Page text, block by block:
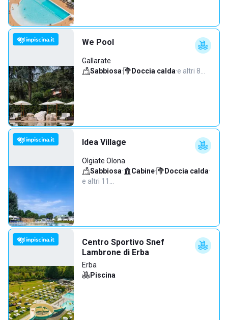
We Pool
Gallarate
Sabbiosa· Doccia calda·e altri 8…
Idea Village
Olgiate Olona
Sabbiosa· Cabine· Doccia calda·
e altri 11…
Centro Sportivo Snef
Lambrone di Erba
Erba
Piscina